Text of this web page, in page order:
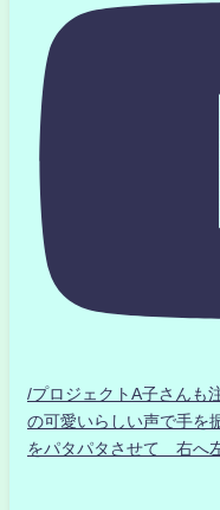
/プロジェクトA子さん
の可愛いらしい声で手
をパタパタさせて 右へ